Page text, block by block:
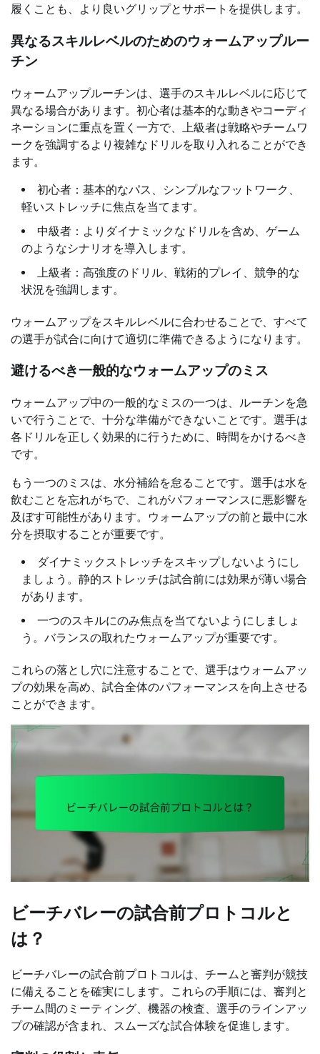
履くことも、より良いグリップとサポートを提供します。
異なるスキルレベルのためのウォームアップルー
チン
ウォームアップルーチンは、選手のスキルレベルに応じて
異なる場合があります。初心者は基本的な動きやコーディ
ネーションに重点を置く一方で、上級者は戦略やチームワ
ークを強調するより複雑なドリルを取り入れることができ
ます。
初心者：基本的なパス、シンプルなフットワーク、
軽いストレッチに焦点を当てます。
中級者：よりダイナミックなドリルを含め、ゲーム
のようなシナリオを導入します。
上級者：高強度のドリル、戦術的プレイ、競争的な
状況を強調します。
ウォームアップをスキルレベルに合わせることで、すべて
の選手が試合に向けて適切に準備できるようになります。
避けるべき一般的なウォームアップのミス
ウォームアップ中の一般的なミスの一つは、ルーチンを急
いで行うことで、十分な準備ができないことです。選手は
各ドリルを正しく効果的に行うために、時間をかけるべき
です。
もう一つのミスは、水分補給を怠ることです。選手は水を
飲むことを忘れがちで、これがパフォーマンスに悪影響を
及ぼす可能性があります。ウォームアップの前と最中に水
分を摂取することが重要です。
ダイナミックストレッチをスキップしないようにし
ましょう。静的ストレッチは試合前には効果が薄い場合
があります。
一つのスキルにのみ焦点を当てないようにしましょ
う。バランスの取れたウォームアップが重要です。
これらの落とし穴に注意することで、選手はウォームアッ
プの効果を高め、試合全体のパフォーマンスを向上させる
ことができます。
ビーチバレーの試合前プロトコルと
は？
ビーチバレーの試合前プロトコルは、チームと審判が競技
に備えることを確実にします。これらの手順には、審判と
チーム間のミーティング、機器の検査、選手のラインアッ
プの確認が含まれ、スムーズな試合体験を促進します。